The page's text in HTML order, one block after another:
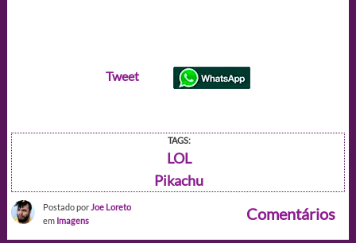
Tweet
TAGS:
LOL
Pikachu
Postado por Joe Loreto
em Imagens Comentários